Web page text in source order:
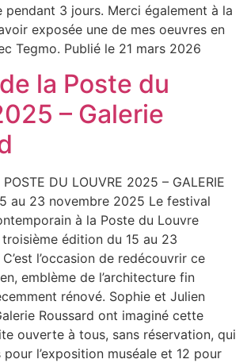
pendant 3 jours. Merci également à la
exposée une de mes oeuvres en
Tegmo. Publié le 21 mars 2026
la Poste du
– Galerie
DU LOUVRE 2025 – GALERIE
au 23 novembre 2025 Le festival
à la Poste du Louvre
édition du 15 au 23
l’occasion de redécouvrir ce
emblème de l’architecture fin
rénové. Sophie et Julien
Roussard ont imaginé cette
ouverte à tous, sans réservation, qui
l’exposition muséale et 12 pour